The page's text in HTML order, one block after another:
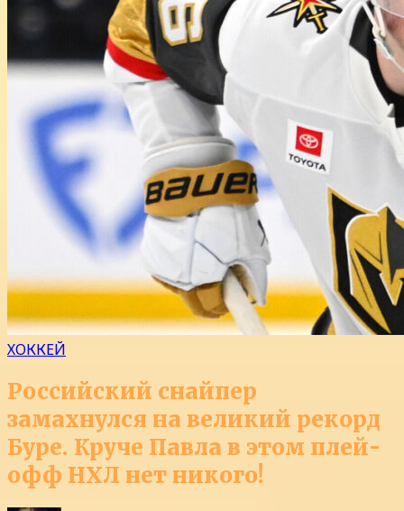
ХОККЕЙ
Российский снайпер
замахнулся на великий рекорд
Буре. Круче Павла в этом плей-
офф НХЛ нет никого!